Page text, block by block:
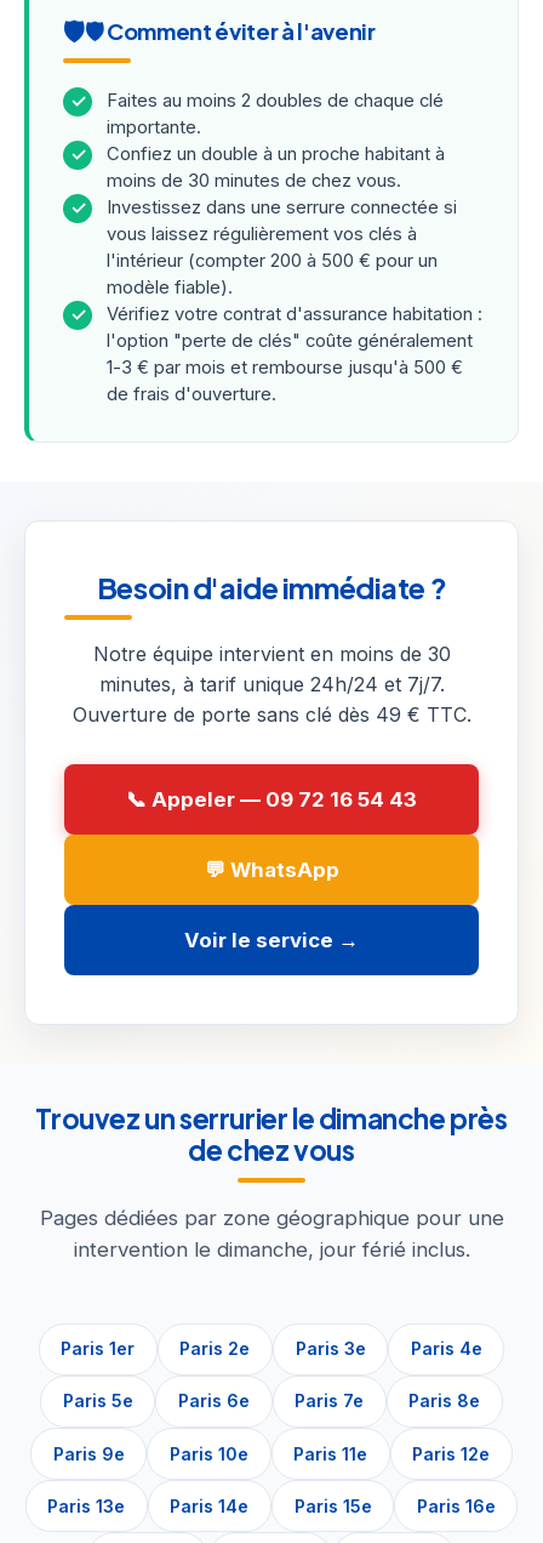
🛡️ Comment éviter à l'avenir
✓
Faites au moins 2 doubles de chaque clé
importante.
✓
Confiez un double à un proche habitant à
moins de 30 minutes de chez vous.
✓
Investissez dans une serrure connectée si
vous laissez régulièrement vos clés à
l'intérieur (compter 200 à 500 € pour un
modèle fiable).
✓
Vérifiez votre contrat d'assurance habitation :
l'option "perte de clés" coûte généralement
1-3 € par mois et rembourse jusqu'à 500 €
de frais d'ouverture.
Besoin d'aide immédiate ?
Notre équipe intervient en moins de 30
minutes, à tarif unique 24h/24 et 7j/7.
Ouverture de porte sans clé dès 49 € TTC.
📞 Appeler — 09 72 16 54 43
💬 WhatsApp
Voir le service →
Trouvez un serrurier le dimanche près
de chez vous
Pages dédiées par zone géographique pour une
intervention le dimanche, jour férié inclus.
Paris 1er Paris 2e Paris 3e Paris 4e
Paris 5e Paris 6e Paris 7e Paris 8e
Paris 9e Paris 10e Paris 11e Paris 12e
Paris 13e Paris 14e Paris 15e Paris 16e